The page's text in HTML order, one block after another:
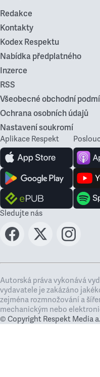
Redakce
Kontakty
Kodex Respektu
Nabídka předplatného
Inzerce
RSS
Všeobecné obchodní
Ochrana osobních údajů
Nastavení soukromí
Aplikace Respekt
Sledujte nás
Autorská práva vykonává
vydavatele je zakázáno
zejména rozmnožování a
mechanickým nebo
© Copyright Respekt Media